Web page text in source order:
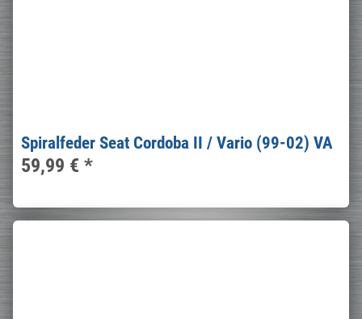
Spiralfeder Seat Cordoba II / Vario (99-02) VA
59,99 € *